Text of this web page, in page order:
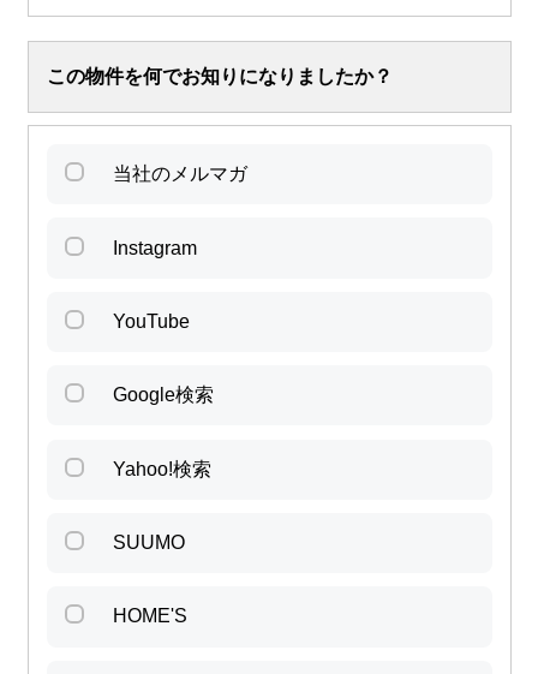
この物件を何でお知りになりましたか？
当社のメルマガ
Instagram
YouTube
Google検索
Yahoo!検索
SUUMO
HOME'S